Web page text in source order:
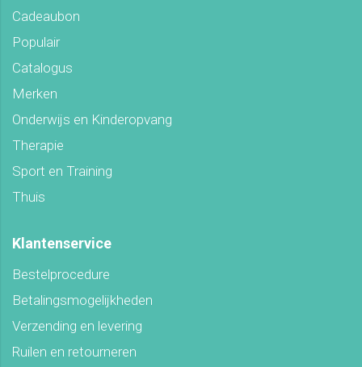
Cadeaubon
Populair
Catalogus
Merken
Onderwijs en Kinderopvang
Therapie
Sport en Training
Thuis
Klantenservice
Bestelprocedure
Betalingsmogelijkheden
Verzending en levering
Ruilen en retourneren